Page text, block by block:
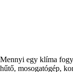
Mennyi egy klíma
hűtő, mosogatógép,